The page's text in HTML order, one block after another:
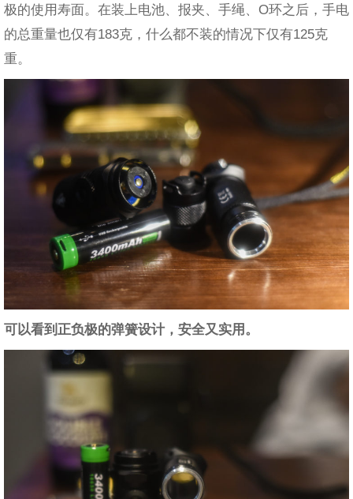
极的使用寿面。在装上电池、报夹、手绳、O环之后，手电
的总重量也仅有183克，什么都不装的情况下仅有125克
重。
可以看到正负极的弹簧设计，安全又实用。